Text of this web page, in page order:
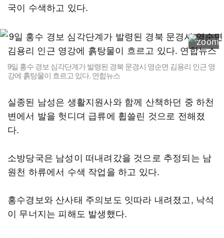
국이 수색하고 있다.
9일 홍수 경보 심각단계가 발령된 경북 문경시 영순면 김용리 인근 영
강에 흙탕물이 흐르고 있다. 연합뉴스
실종된 남성은 생활지원사와 함께 산책하던 중 하천
변에서 발을 헛디뎌 급류에 휩쓸린 것으로 전해졌
다.
소방당국은 남성이 떠내려갔을 것으로 추정되는 남
원천 하류에서 수색 작업을 하고 있다.
홍수경보와 산사태 주의보도 잇따라 내려졌고, 낙석
이 무너지는 피해도 발생했다.